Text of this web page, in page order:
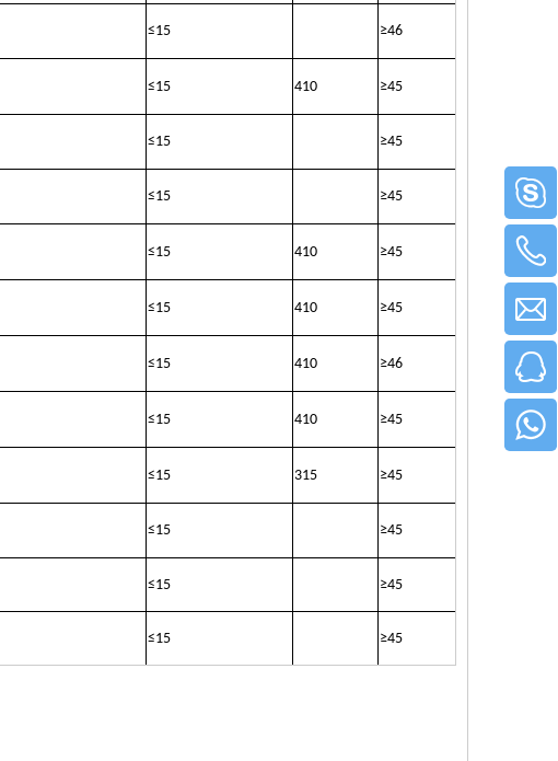
≤15 ≥46
≤15 410 ≥45
≤15 ≥45
≤15 ≥45
≤15 410 ≥45
≤15 410 ≥45
≤15 410 ≥46
≤15 410 ≥45
≤15 315 ≥45
≤15 ≥45
≤15 ≥45
≤15 ≥45